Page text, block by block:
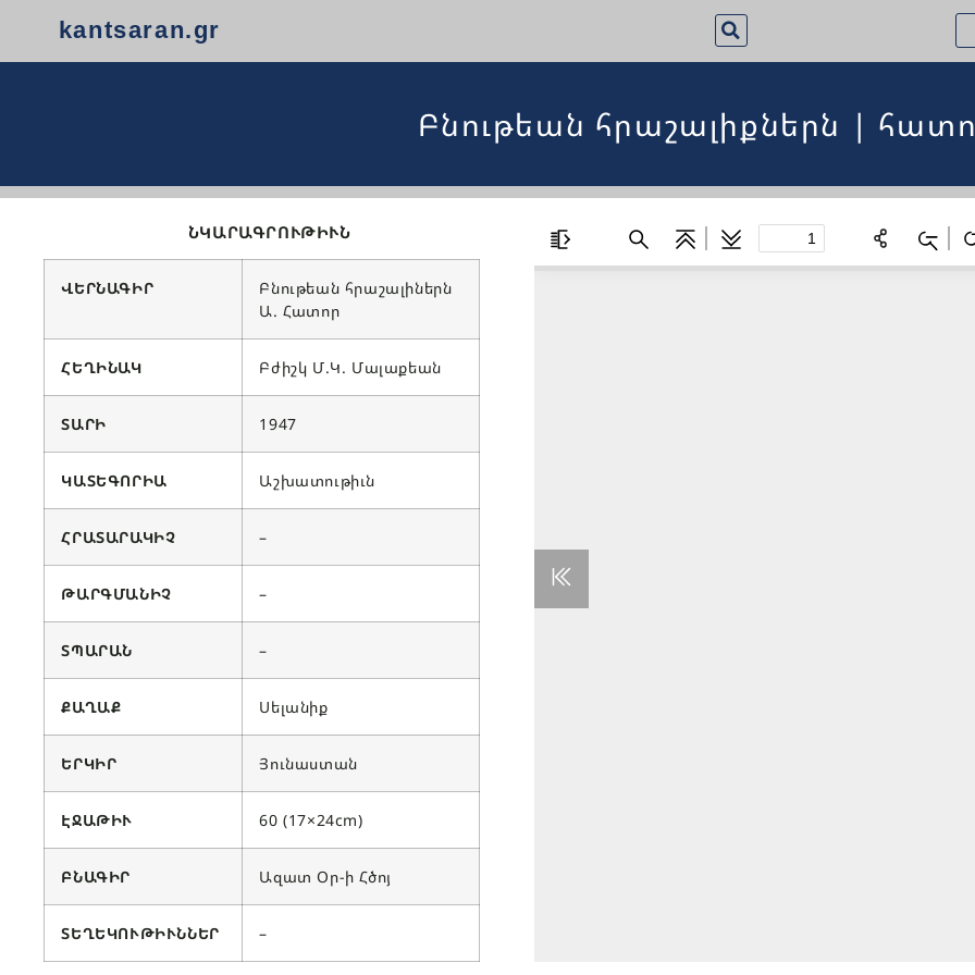
kantsaran.gr
Բնութեան հրաշալիքներն |
ՆԿԱՐԱԳՐՈՒԹԻՒՆ
ՎԵՐՆԱԳԻՐ
Բնութեան հրաշալիներն
Ա. Հատոր
ՀԵՂԻՆԱԿ Բժիշկ Մ.Կ. Մալաքեան
ՏԱՐԻ 1947
ԿԱՏԵԳՈՐԻԱ Աշխատութիւն
ՀՐԱՏԱՐԱԿԻՉ –
ԹԱՐԳՄԱՆԻՉ –
ՏՊԱՐԱՆ –
ՔԱՂԱՔ Սելանիք
ԵՐԿԻՐ Յունաստան
ԷՋԱԹԻՒ 60 (17×24cm)
ԲՆԱԳԻՐ Ազատ Օր-ի Հծոյ
ՏԵՂԵԿՈՒԹԻՒՆՆԵՐ –